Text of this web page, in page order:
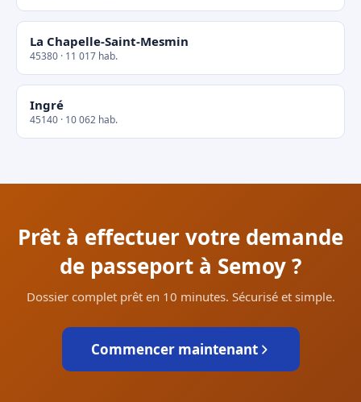
La Chapelle-Saint-Mesmin
45380 · 11 017 hab.
Ingré
45140 · 10 062 hab.
Prêt à effectuer votre demande
de passeport à Semoy ?
Dossier complet prêt en 10 minutes. Sécurisé et simple.
Commencer maintenant